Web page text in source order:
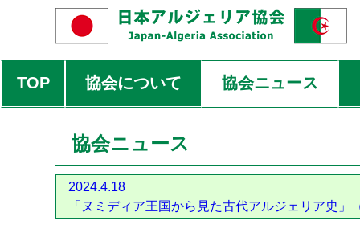
TOP 協会について 協会ニュース
協会ニュース
2024.4.18
「ヌミディア王国から見た古代アルジェリア史